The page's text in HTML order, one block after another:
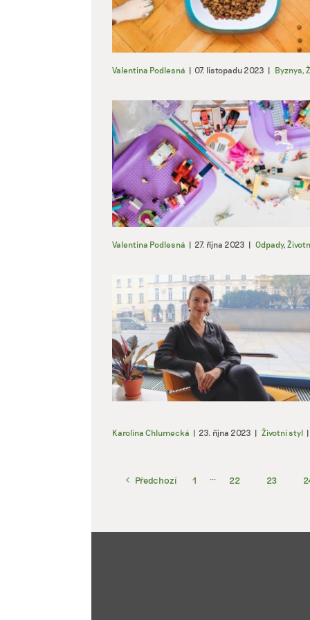
Valentina Podlesná | 07. listopadu 2023 | Byznys,
Valentina Podlesná | 27. října 2023 | Odpady,
Karolína Chlumecká | 23. října 2023 | Životní styl |
Předchozí 1 ··· 22 23